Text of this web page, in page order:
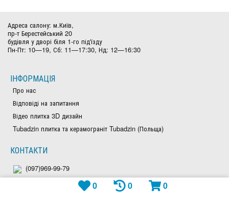
Адреса салону: м.Київ,
пр-т Берестейський 20
будівля у дворі біля 1-го під'їзду
Пн-Пт: 10—19, Сб: 11—17:30, Нд: 12—16:30
ІНФОРМАЦІЯ
Про нас
Відповіді на запитання
Відео плитка 3D дизайн
Tubadzin плитка та керамограніт Tubadzin (Польща)
КОНТАКТИ
(097)969-99-79
0 0 0